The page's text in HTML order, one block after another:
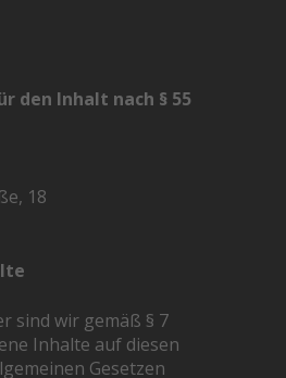
den Inhalt nach § 55
18
sind wir gemäß § 7
Inhalte auf diesen
Gesetzen